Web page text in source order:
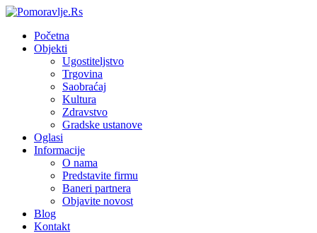
Početna
Objekti
Ugostiteljstvo
Trgovina
Saobraćaj
Kultura
Zdravstvo
Gradske ustanove
Oglasi
Informacije
O nama
Predstavite firmu
Baneri partnera
Objavite novost
Blog
Kontakt